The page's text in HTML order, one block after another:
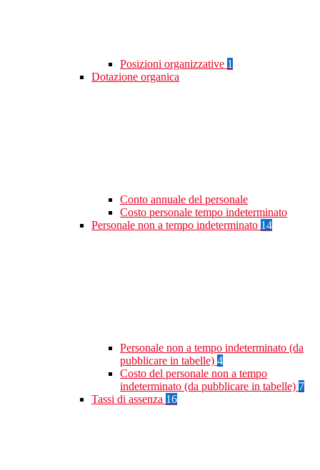
Posizioni organizzative 1
Dotazione organica
Conto annuale del personale
Costo personale tempo indeterminato
Personale non a tempo indeterminato 14
Personale non a tempo indeterminato (da
pubblicare in tabelle) 4
Costo del personale non a tempo
indeterminato (da pubblicare in tabelle) 7
Tassi di assenza 16